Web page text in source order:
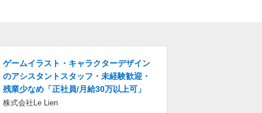
ゲームイラスト・キャラクターデザイン
のアシスタントスタッフ・未経験歓迎・
残業少なめ「正社員/月給30万以上可」
株式会社Le Lien